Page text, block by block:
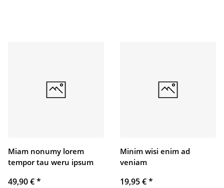
Miam nonumy lorem
tempor tau weru ipsum
49,90 €*
Minim wisi enim ad
veniam
19,95 €*